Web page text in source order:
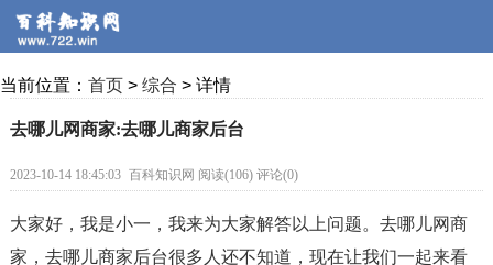
当前位置： 首页 > 综合 > 详情
去哪儿网商家:去哪儿商家后台
2023-10-14 18:45:03 百科知识网 阅读(106) 评论(0)
大家好，我是小一，我来为大家解答以上问题。去哪儿网商
家，去哪儿商家后台很多人还不知道，现在让我们一起来看